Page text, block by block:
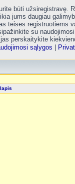
būti užsiregistravę.
jums daugiau
teises registruotiems
su
perskaitykite
sąlygos